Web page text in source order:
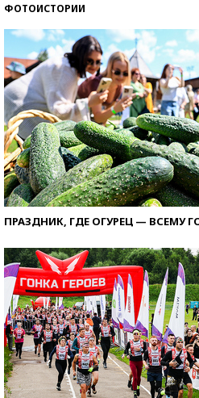
ФОТОИСТОРИИ
ПРАЗДНИК, ГДЕ ОГУРЕЦ — ВСЕМУ